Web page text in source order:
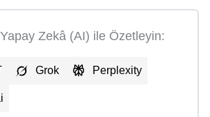
Zekâ (AI) ile Özetleyin:
Grok Perplexity